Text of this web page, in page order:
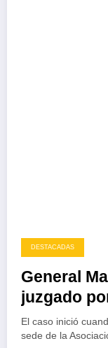
DESTACADAS
General
juzgado
El caso inició
sede de la